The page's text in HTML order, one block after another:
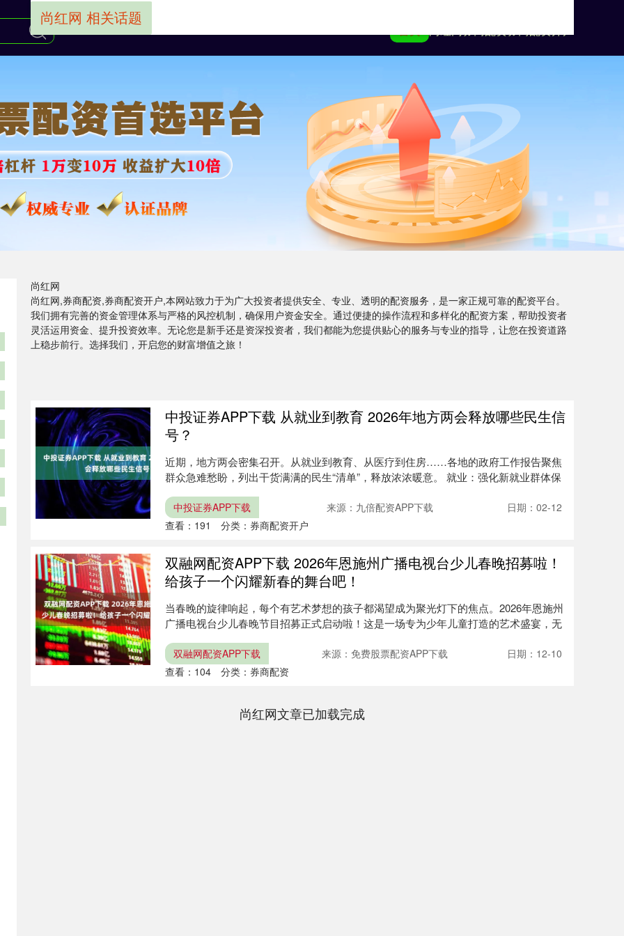
尚红网
尚红网,券商配资,券商配资开户,本网站致力于为广大投资者提供安全、专业、透明的配资服务，是一家正规可靠的配资平台。
我们拥有完善的资金管理体系与严格的风控机制，确保用户资金安全。通过便捷的操作流程和多样化的配资方案，帮助投资者
灵活运用资金、提升投资效率。无论您是新手还是资深投资者，我们都能为您提供贴心的服务与专业的指导，让您在投资道路
上稳步前行。选择我们，开启您的财富增值之旅！
尚红网 相关话题
中投证券APP下载 从就业到教育 2026年地方两会释放哪些民生信
号？
近期，地方两会密集召开。从就业到教育、从医疗到住房……各地的政府工作报告聚焦
群众急难愁盼，列出干货满满的民生“清单”，释放浓浓暖意。 就业：强化新就业群体保
中投证券APP下载 来源：九倍配资APP下载
日期：02-12
查看： 191 分类： 券商配资开户
双融网配资APP下载 2026年恩施州广播电视台少儿春晚招募啦！
给孩子一个闪耀新春的舞台吧！
当春晚的旋律响起，每个有艺术梦想的孩子都渴望成为聚光灯下的焦点。2026年恩施州
广播电视台少儿春晚节目招募正式启动啦！这是一场专为少年儿童打造的艺术盛宴，无
双融网配资APP下载 来源：免费股票配资APP下载
日期：12-10
查看： 104 分类： 券商配资
尚红网文章已加载完成